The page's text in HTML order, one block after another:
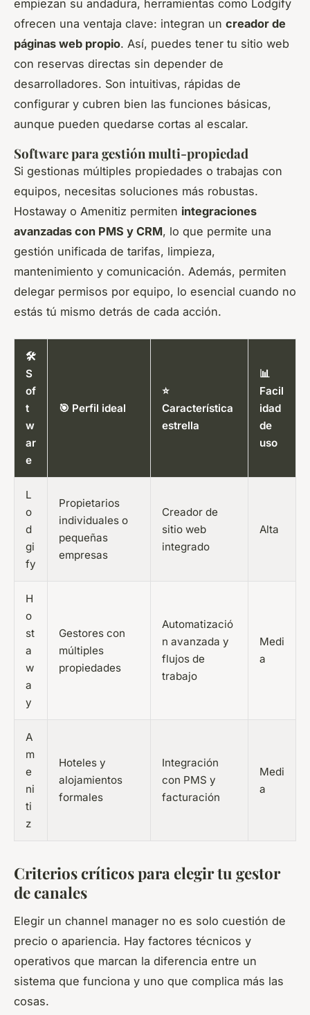
empiezan su andadura, herramientas como Lodgify
ofrecen una ventaja clave: integran un creador de
páginas web propio. Así, puedes tener tu sitio web
con reservas directas sin depender de
desarrolladores. Son intuitivas, rápidas de
configurar y cubren bien las funciones básicas,
aunque pueden quedarse cortas al escalar.
Software para gestión multi-propiedad
Si gestionas múltiples propiedades o trabajas con
equipos, necesitas soluciones más robustas.
Hostaway o Amenitiz permiten integraciones
avanzadas con PMS y CRM, lo que permite una
gestión unificada de tarifas, limpieza,
mantenimiento y comunicación. Además, permiten
delegar permisos por equipo, lo esencial cuando no
estás tú mismo detrás de cada acción.
🛠️
S
of
t
w
ar
e
🎯 Perfil ideal
⭐
Característica
estrella
📊
Facil
idad
de
uso
L
o
d
gi
fy
Propietarios
individuales o
pequeñas
empresas
Creador de
sitio web
integrado
Alta
H
o
st
a
w
a
y
Gestores con
múltiples
propiedades
Automatizació
n avanzada y
flujos de
trabajo
Medi
a
A
m
e
ni
ti
z
Hoteles y
alojamientos
formales
Integración
con PMS y
facturación
Medi
a
Criterios críticos para elegir tu gestor
de canales
Elegir un channel manager no es solo cuestión de
precio o apariencia. Hay factores técnicos y
operativos que marcan la diferencia entre un
sistema que funciona y uno que complica más las
cosas.